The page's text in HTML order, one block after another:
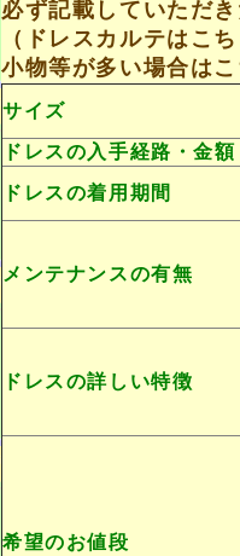
必ず記載していただ
（ ドレスカルテはこ
小物等が多い場合は
サイズ
ドレスの入手経路・金額
ドレスの着用期間
メンテナンスの有無
ドレスの詳しい特徴
希望のお値段